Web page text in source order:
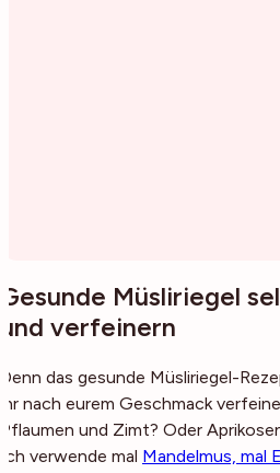
Gesunde Müsliriegel
und verfeinern
Denn das gesunde Müsliriegel-
ihr nach eurem Geschmack
Pflaumen und Zimt? Oder
Ich verwende mal Mandelmus, mal